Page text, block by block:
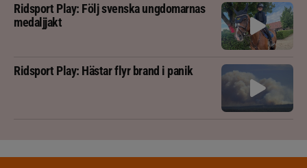
Ridsport Play: Följ svenska ungdomarnas
medaljjakt
Ridsport Play: Hästar flyr brand i panik